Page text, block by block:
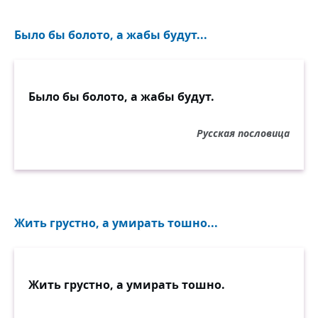
Вы — крепкие. И речь ещё не вся.
Пускай не мне, зато уж и не вам!
Тот суд — народ. И заявляю вам,
Когда от зла и дыма не останется,
Было бы болото, а жабы будут...
Было бы болото, а жабы будут.
Русская пословица
Жить грустно, а умирать тошно...
Жить грустно, а умирать тошно.